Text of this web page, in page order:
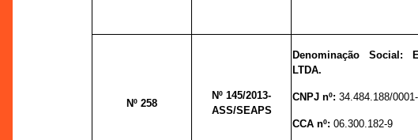
Nº 258
Nº 145/2013-
ASS/SEAPS
Denominação Social:
LTDA.
CNPJ nº:34.484.188/
CCA nº: 06.300.182-9